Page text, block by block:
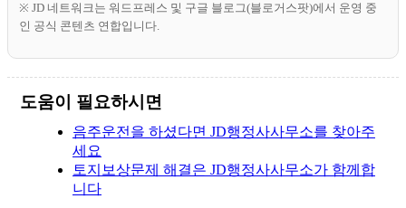
※ JD 네트워크는 워드프레스 및 구글 블로그(블로거스팟)에서 운영 중
인 공식 콘텐츠 연합입니다.
도움이 필요하시면
음주운전을 하셨다면 JD행정사사무소를 찾아주
세요
토지보상문제 해결은 JD행정사사무소가 함께합
니다